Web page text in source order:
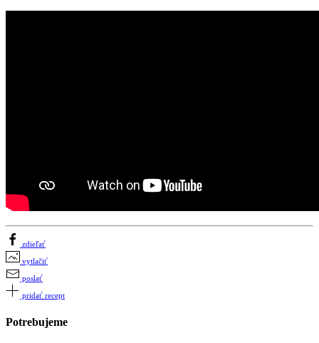
zdieľať
vytlačiť
poslať
pridať recept
Potrebujeme